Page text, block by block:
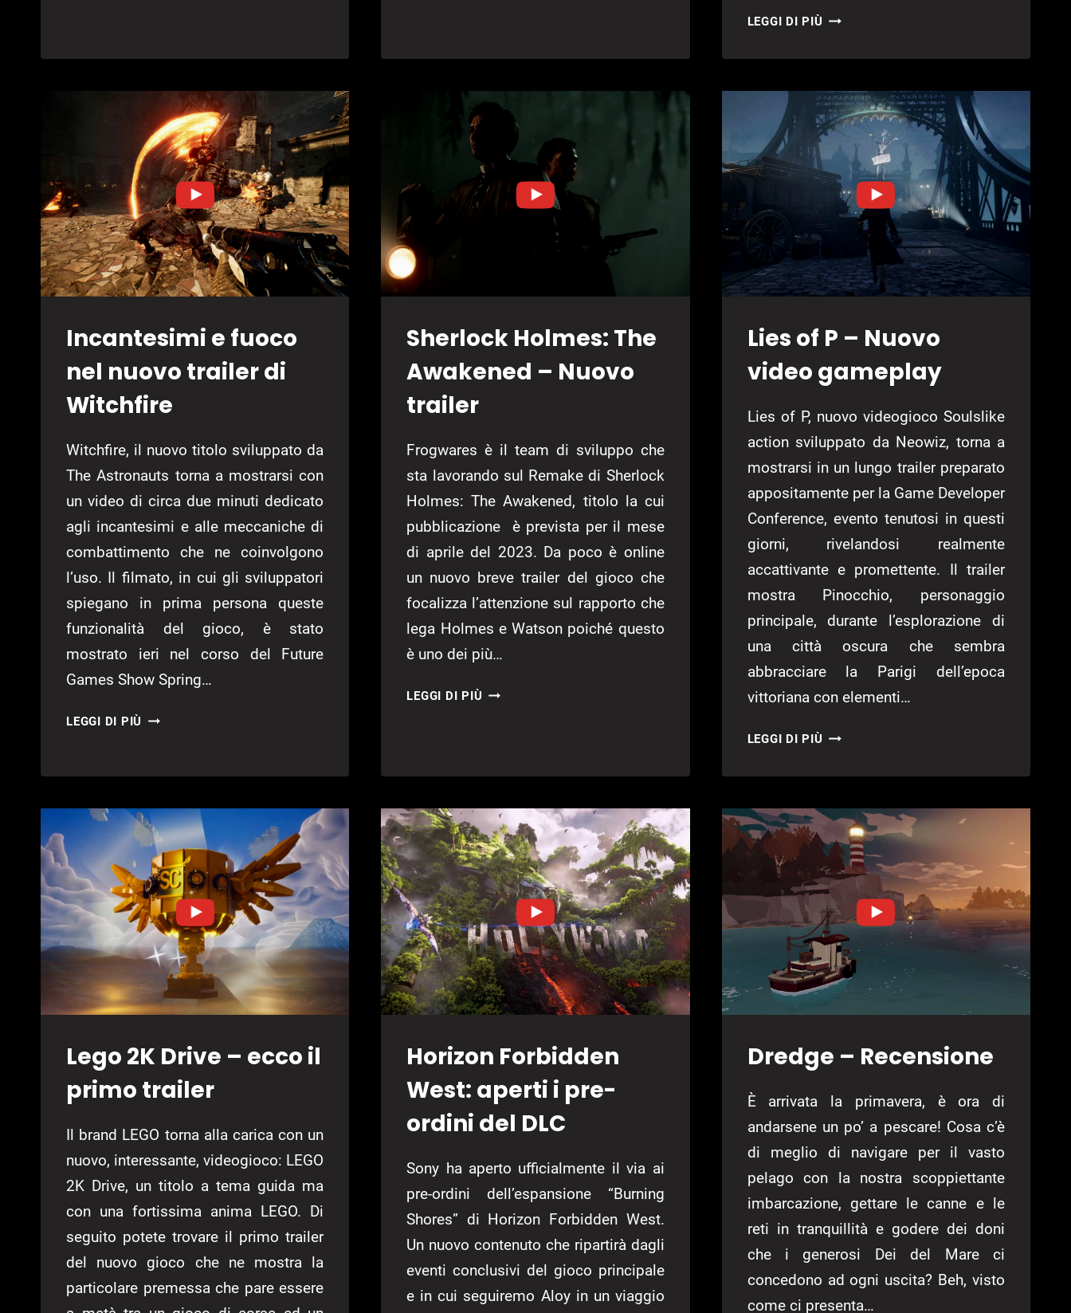
LANCIO
TRAILER
LEGGI DI PIÙ STRANDED:
DAWN
ANNUNCIATA
LA
DATA
D’USCITA
Incantesimi e fuoco
nel nuovo trailer di
Witchfire
Witchfire, il nuovo titolo sviluppato da
The Astronauts torna a mostrarsi con
un video di circa due minuti dedicato
agli incantesimi e alle meccaniche di
combattimento che ne coinvolgono
l’uso. Il filmato, in cui gli sviluppatori
spiegano in prima persona queste
funzionalità del gioco, è stato
mostrato ieri nel corso del Future
Games Show Spring…
LEGGI DI PIÙ INCANTESIMI
NEL
TRAILER
WITCHFIRE
Sherlock Holmes: The
Awakened – Nuovo
trailer
Frogwares è il team di sviluppo che
sta lavorando sul Remake di Sherlock
Holmes: The Awakened, titolo la cui
pubblicazione è prevista per il mese
di aprile del 2023. Da poco è online
un nuovo breve trailer del gioco che
focalizza l’attenzione sul rapporto che
lega Holmes e Watson poiché questo
è uno dei più…
LEGGI DI PIÙ SHERLOCK
TRAILER
Lies of P – Nuovo
video gameplay
Lies of P, nuovo videogioco Soulslike
action sviluppato da Neowiz, torna a
mostrarsi in un lungo trailer preparato
appositamente per la Game Developer
Conference, evento tenutosi in questi
giorni, rivelandosi realmente
accattivante e promettente. Il trailer
mostra Pinocchio, personaggio
principale, durante l’esplorazione di
una città oscura che sembra
abbracciare la Parigi dell’epoca
vittoriana con elementi…
LEGGI DI PIÙ LIES
P
NUOVO
VIDEO
GAMEPLAY
Lego 2K Drive – ecco il
primo trailer
Il brand LEGO torna alla carica con un
nuovo, interessante, videogioco: LEGO
2K Drive, un titolo a tema guida ma
con una fortissima anima LEGO. Di
seguito potete trovare il primo trailer
del nuovo gioco che ne mostra la
particolare premessa che pare essere
Horizon Forbidden
West: aperti i pre-
ordini del DLC
Sony ha aperto ufficialmente il via ai
pre-ordini dell’espansione “Burning
Shores” di Horizon Forbidden West.
Un nuovo contenuto che ripartirà dagli
eventi conclusivi del gioco principale
e in cui seguiremo Aloy in un viaggio
Dredge – Recensione
È arrivata la primavera, è ora di
andarsene un po’ a pescare! Cosa c’è
di meglio di navigare per il vasto
pelago con la nostra scoppiettante
imbarcazione, gettare le canne e le
reti in tranquillità e godere dei doni
che i generosi Dei del Mare ci
concedono ad ogni uscita? Beh, visto
come ci presenta…